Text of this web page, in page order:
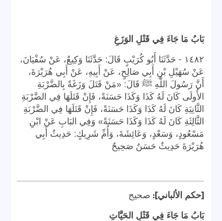
بَابُ مَا جَاءَ فِي قَتْلِ الوَزَغِ
١٤٨٢ - حَدَّثَنَا أَبُو كُرَيْبٍ قَالَ: حَدَّثَنَا وَكِيعٌ، عَنْ سُفْيَانَ،
عَنْ سُهَيْلِ بْنِ أَبِي صَالِحٍ، عَنْ أَبِيهِ، عَنْ أَبِي هُرَيْرَةَ،
أَنَّ رَسُولَ اللَّهِ ﷺ قَالَ: «مَنْ قَتَلَ وَزَغَةً بِالضَّرْبَةِ
الأُولَى كَانَ لَهُ كَذَا وَكَذَا حَسَنَةً، فَإِنْ قَتَلَهَا فِي الضَّرْبَةِ
الثَّانِيَةِ كَانَ لَهُ كَذَا وَكَذَا حَسَنَةً، فَإِنْ قَتَلَهَا فِي الضَّرْبَةِ
الثَّالِثَةِ كَانَ لَهُ كَذَا وَكَذَا حَسَنَةً» وَفِي البَابِ عَنْ ابْنِ
مَسْعُودٍ، وَسَعْدٍ، وَعَائِشَةَ، وَأُمِّ شَرِيكٍ: حَدِيثُ أَبِي
هُرَيْرَةَ حَدِيثٌ حَسَنٌ صَحِيحٌ
[حكم الألباني]: صحيح
بَابُ مَا جَاءَ فِي قَتْلِ الحَيَّاتِ